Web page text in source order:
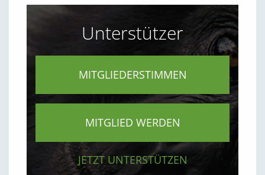
Unterstützer
MITGLIEDERSTIMMEN
MITGLIED WERDEN
JETZT UNTERSTÜTZEN